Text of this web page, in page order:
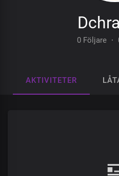
0 Följare ·
AKTIVITETER